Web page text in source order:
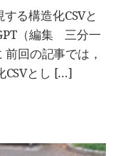
る構造化CSVと
（編集 三分一
回の記事では，
CSVとし […]